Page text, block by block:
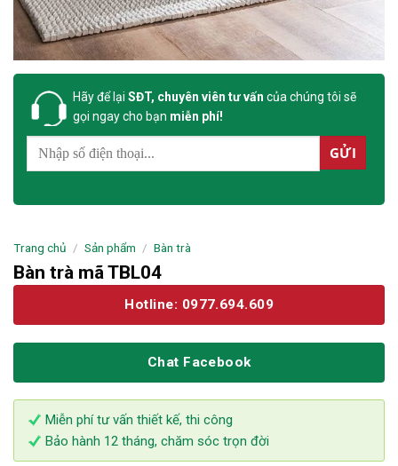
Hãy để lại SĐT, chuyên viên tư vấn của chúng tôi sẽ
gọi ngay cho bạn miễn phí!
Trang chủ / Sản phẩm / Bàn trà
Bàn trà mã TBL04
Hotline: 0977.694.609
Chat Facebook
Miễn phí tư vấn thiết kế, thi công
Bảo hành 12 tháng, chăm sóc trọn đời